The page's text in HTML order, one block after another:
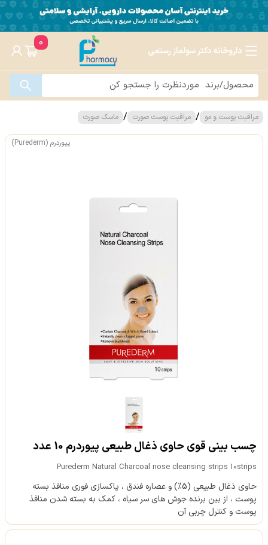
داروخانه دکتر سولماز رستمی
0
مراقبت پوست و مو / مراقبت پوست صورت / ماسک صورت
پیوردرم (Purederm)
چسب بینی قوی حاوی ذغال طبیعی پیوردرم 10 عدد
Purederm Natural Charcoal nose cleansing strips 10strips
حاوی ذغال طبیعی (5%) و عصاره فندق ، پاکسازی فوری منافذ بسته
پوست ، از بین برنده جوش های سر سیاه ، کمک به بسته شدن منافذ
پوست و کنترل چربی آن